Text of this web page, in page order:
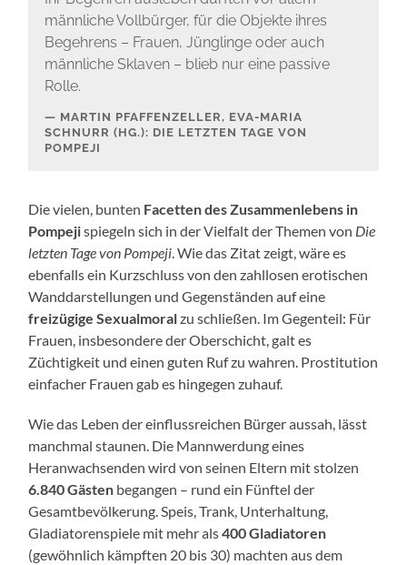
männliche Vollbürger, für die Objekte ihres
Begehrens – Frauen, Jünglinge oder auch
männliche Sklaven – blieb nur eine passive
Rolle.
MARTIN PFAFFENZELLER, EVA-MARIA
SCHNURR (HG.): DIE LETZTEN TAGE VON
POMPEJI
Die vielen, bunten Facetten des Zusammenlebens in
Pompejispiegeln sich in der Vielfalt der Themen von Die
letzten Tage von Pompeji. Wie das Zitat zeigt, wäre es
ebenfalls ein Kurzschluss von den zahllosen erotischen
Wanddarstellungen und Gegenständen auf eine
freizügige Sexualmoralzu schließen. Im Gegenteil: Für
Frauen, insbesondere der Oberschicht, galt es
Züchtigkeit und einen guten Ruf zu wahren. Prostitution
einfacher Frauen gab es hingegen zuhauf.
Wie das Leben der einflussreichen Bürger aussah, lässt
manchmal staunen. Die Mannwerdung eines
Heranwachsenden wird von seinen Eltern mit stolzen
6.840 Gästen begangen – rund ein Fünftel der
Gesamtbevölkerung. Speis, Trank, Unterhaltung,
Gladiatorenspiele mit mehr als400 Gladiatoren
(gewöhnlich kämpften 20 bis 30) machten aus dem